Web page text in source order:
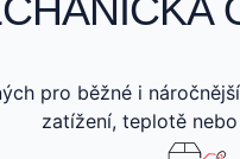
pro běžné i
zatížení, teplotě